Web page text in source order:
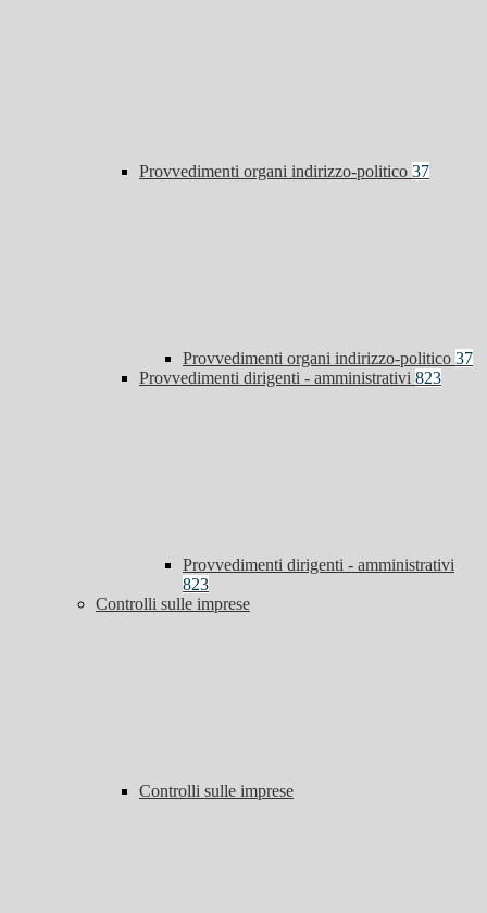
Provvedimenti organi indirizzo-politico 37
Provvedimenti organi indirizzo-politico 37
Provvedimenti dirigenti - amministrativi 823
Provvedimenti dirigenti - amministrativi
823
Controlli sulle imprese
Controlli sulle imprese